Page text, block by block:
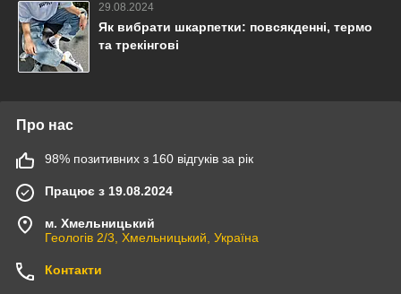
29.08.2024
Як вибрати шкарпетки: повсякденні, термо
та трекінгові
Про нас
98% позитивних з 160 відгуків за рік
Працює з 19.08.2024
м. Хмельницький
Геологів 2/3, Хмельницький, Україна
Контакти